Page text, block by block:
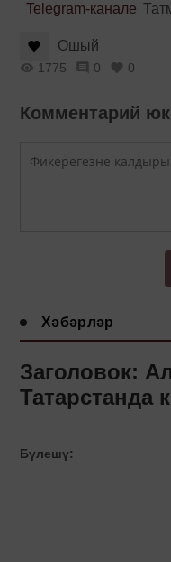
Telegram-канале
Ошый
1775 0 0
Комментарий юк
Хәбәрләр
Заголовок:
Татарстанда
Бүлешү: